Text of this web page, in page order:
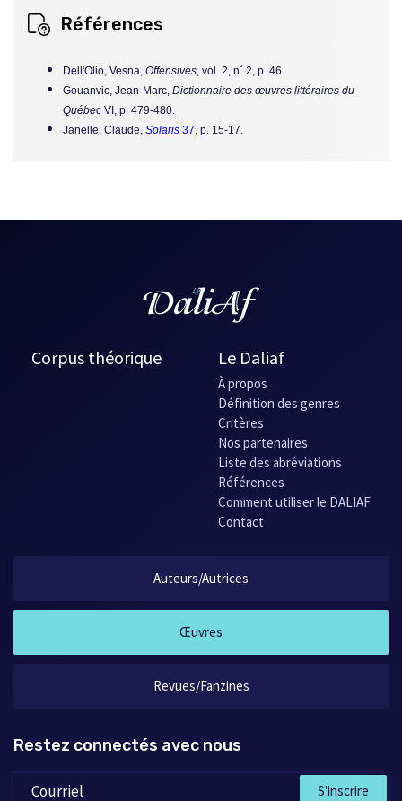
Références
Dell'Olio, Vesna, Offensives, vol. 2, n˚ 2, p. 46.
Gouanvic, Jean-Marc, Dictionnaire des œuvres littéraires du
Québec VI, p. 479-480.
Janelle, Claude, Solaris 37, p. 15-17.
Corpus théorique Le Daliaf
À propos
Définition des genres
Critères
Nos partenaires
Liste des abréviations
Références
Comment utiliser le DALIAF
Contact
Auteurs/Autrices
Œuvres
Revues/Fanzines
Restez connectés avec nous
S'inscrire